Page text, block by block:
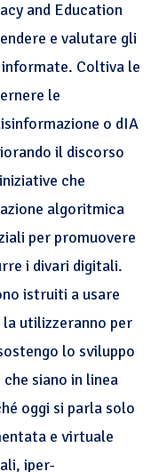
and Education
e valutare gli
Coltiva le
le
o dIA
il discorso
che
algoritmica
per promuovere
i divari digitali.
istruiti a usare
utilizzeranno per
lo sviluppo
siano in linea
oggi si parla solo
e virtuale
iper-